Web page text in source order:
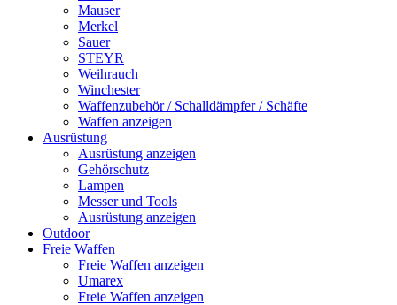
Mauser
Merkel
Sauer
STEYR
Weihrauch
Winchester
Waffenzubehör / Schalldämpfer / Schäfte
Waffen anzeigen
Ausrüstung
Ausrüstung anzeigen
Gehörschutz
Lampen
Messer und Tools
Ausrüstung anzeigen
Outdoor
Freie Waffen
Freie Waffen anzeigen
Umarex
Freie Waffen anzeigen